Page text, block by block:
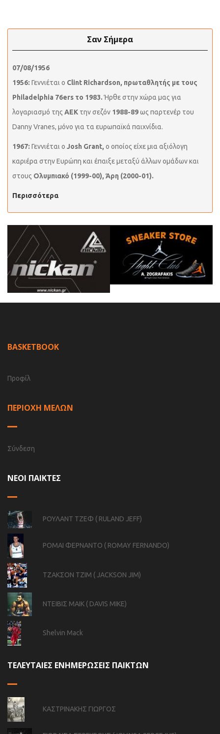
Σαν Σήμερα
07/08/1956
1956: Γεννιέται ο Clint Richardson, πρωταθλητής με τους
Philadelphia 76ers το 1983.Ήρθε στην χώρα μας για
λογαριασμό της ΑΕΚ την σεζόν 1988-89ως παρτενέρ του
Danny Vranes, μόνο για τα ευρωπαϊκά παιχνίδια.
1967: Γεννιέται ο Josh Grant, ο οποίος είχε μια αξιόλογη
καριέρα στην Ευρώπη και έπαιξε μεταξύ άλλων ομάδων και
στους Ολυμπιακό (1999-00), Άρη (2000-01).
Περισσότερα
BASKETBOOK
Προφίλ
ΠΕΡΙΟΧΗ ΜΕΛΩΝ
Σύνδεση
ΝΕΟΙ ΠΑΙΚΤΕΣ
ΡΟΥΛΑΝΤ ΤΖΕΦ ( RULAND JEFF)
ΡΟΜΑΙ ΦΕΡΝΑΝΤΟ ( ROMAY FERNANDO)
ΤΖΑΚΣΟΝ ΤΖΙΜ ( JACKSON JIM)
ΝΤΕΙΒΙΣ ΜΑΙΚ ( DAVIS MIKE)
Shelvin Mack
ΤΕΛΕΥΤΑΙΕΣ ΕΝΗΜΕΡΩΣΕΙΣ ΠΑΙΚΤΩΝ
ΚΑΣΤΡΙΝΑΚΗΣ ΓΙΩΡΓΟΣ